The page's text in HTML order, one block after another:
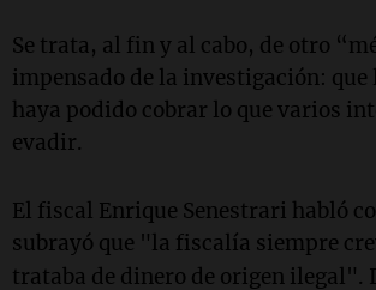
Se trata, al fin y al cabo, de otro
impensado de la investigación:
haya podido cobrar lo que varios
evadir.
El fiscal Enrique Senestrari habló
subrayó que "la fiscalía siempre
trataba de dinero de origen ilegal".